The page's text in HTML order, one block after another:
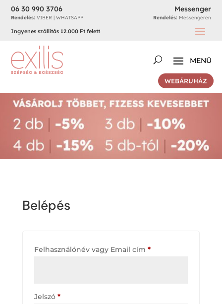
06 30 990 3706
Rendelés: VIBER | WHATSAPP
Messenger
Rendelés: Messengeren
Ingyenes szállítás 12.000 Ft felett
WEBÁRUHÁZ
Belépés
Felhasználónév vagy Email cím *Kötelező
Jelszó *Kötelező